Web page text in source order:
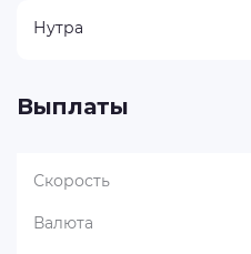
Нутра
Выплаты
Скорость
Валюта